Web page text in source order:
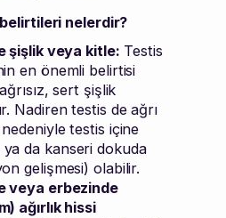
nelerdir?
şişlik veya kitle: Testis
en önemli belirtisi
sert şişlik
Nadiren testis de ağrı
testis içine
ya da kanseri dokuda
gelişmesi) olabilir.
veya erbezinde
ağırlık hissi